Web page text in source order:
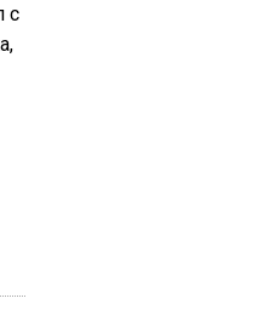
с